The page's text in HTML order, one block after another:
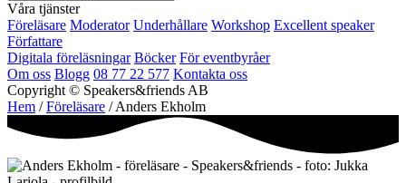
Våra tjänster
Föreläsare Moderator Underhållare Workshop Excellent speaker
Författare
Digitala föreläsningar Böcker För eventbyråer
Om oss Blogg 08 77 22 577 Kontakta oss
Copyright © Speakers&friends AB
Hem /Föreläsare / Anders Ekholm